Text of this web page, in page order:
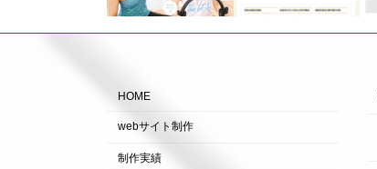
HOME
webサイト制作
制作実績